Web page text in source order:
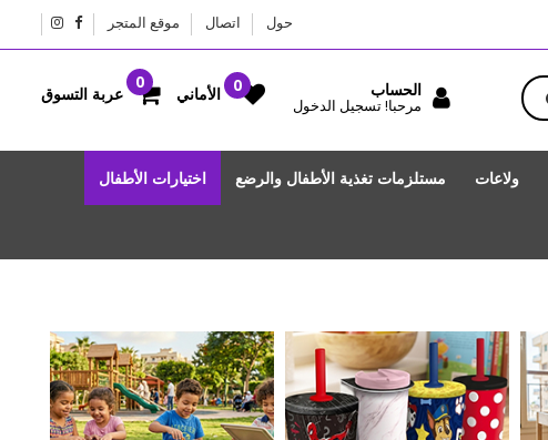
حول اتصال موقع المتجر
ولاعات مستلزمات تغذية الأطفال والرضع اختيارات الأطفال
الحساب
مرحبا! تسجيل الدخول
الأماني عربة التسوق